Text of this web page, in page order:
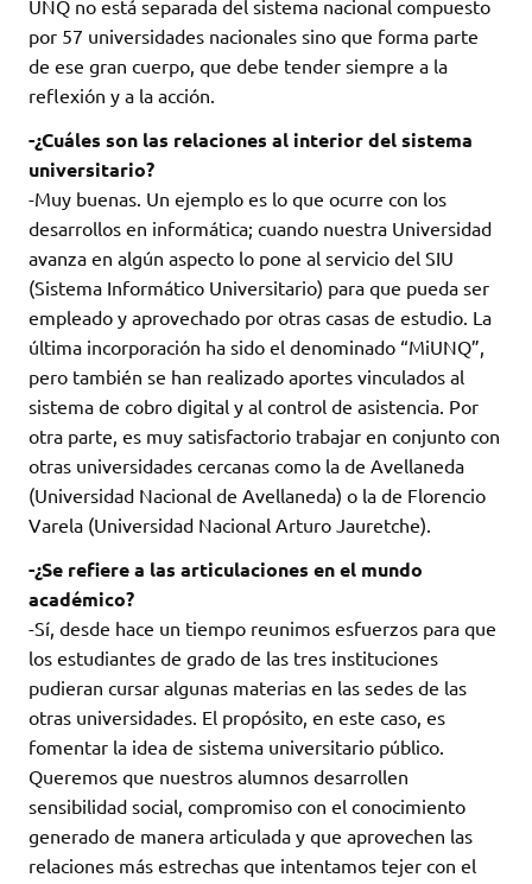
UNQ no está separada del sistema nacional compuesto
por 57 universidades nacionales sino que forma parte
de ese gran cuerpo, que debe tender siempre a la
reflexión y a la acción.
-¿Cuáles son las relaciones al interior del sistema
universitario?
-Muy buenas. Un ejemplo es lo que ocurre con los
desarrollos en informática; cuando nuestra Universidad
avanza en algún aspecto lo pone al servicio del SIU
(Sistema Informático Universitario) para que pueda ser
empleado y aprovechado por otras casas de estudio. La
última incorporación ha sido el denominado “MiUNQ”,
pero también se han realizado aportes vinculados al
sistema de cobro digital y al control de asistencia. Por
otra parte, es muy satisfactorio trabajar en conjunto con
otras universidades cercanas como la de Avellaneda
(Universidad Nacional de Avellaneda) o la de Florencio
Varela (Universidad Nacional Arturo Jauretche).
-¿Se refiere a las articulaciones en el mundo
académico?
-Sí, desde hace un tiempo reunimos esfuerzos para que
los estudiantes de grado de las tres instituciones
pudieran cursar algunas materias en las sedes de las
otras universidades. El propósito, en este caso, es
fomentar la idea de sistema universitario público.
Queremos que nuestros alumnos desarrollen
sensibilidad social, compromiso con el conocimiento
generado de manera articulada y que aprovechen las
relaciones más estrechas que intentamos tejer con el